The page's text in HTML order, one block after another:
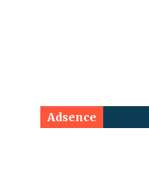
Adsence